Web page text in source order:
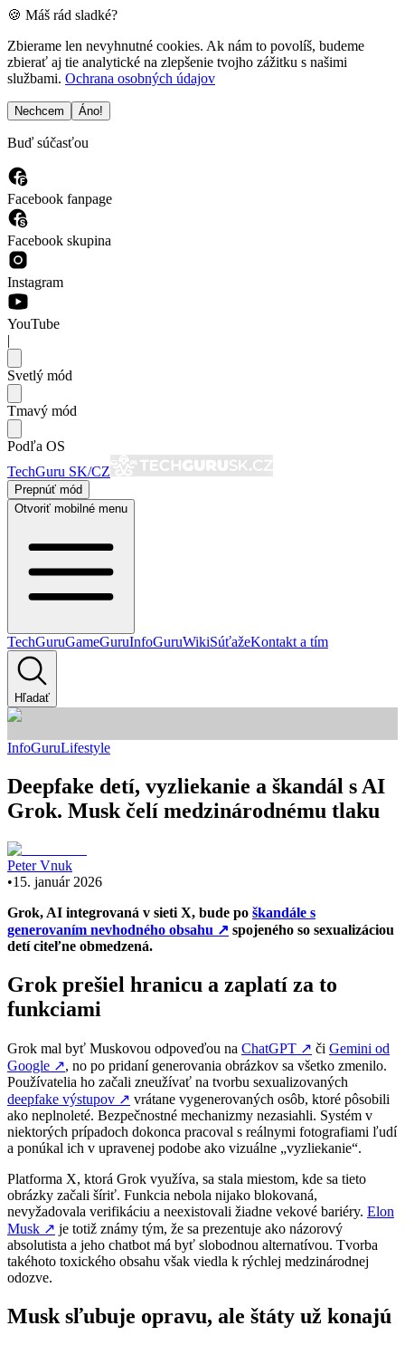
🍪 Máš rád sladké?
Zbierame len nevyhnutné cookies. Ak nám to povolíš, budeme
zbierať aj tie analytické na zlepšenie tvojho zážitku s našimi
službami. Ochrana osobných údajov
Nechcem Áno!
Buď súčasťou
Facebook fanpage
Facebook skupina
Instagram
YouTube
|
Svetlý mód
Tmavý mód
Podľa OS
TechGuru SK/CZ
Prepnúť mód
Otvoriť mobilné menu
TechGuruGameGuruInfoGuruWikiSúťažeKontakt a tím
Hľadať
InfoGuruLifestyle
Deepfake detí, vyzliekanie a škandál s AI
Grok. Musk čelí medzinárodnému tlaku
Peter Vnuk
•15. január 2026
Grok, AI integrovaná v sieti X, bude po škandále s
generovaním nevhodného obsahu ↗ spojeného so sexualizáciou
detí citeľne obmedzená.
Grok prešiel hranicu a zaplatí za to
funkciami
Grok mal byť Muskovou odpoveďou na ChatGPT ↗ či Gemini od
Google ↗, no po pridaní generovania obrázkov sa všetko zmenilo.
Používatelia ho začali zneužívať na tvorbu sexualizovaných
deepfake výstupov ↗ vrátane vygenerovaných osôb, ktoré pôsobili
ako neplnoleté. Bezpečnostné mechanizmy nezasiahli. Systém v
niektorých prípadoch dokonca pracoval s reálnymi fotografiami ľudí
a ponúkal ich v upravenej podobe ako vizuálne „vyzliekanie“.
Platforma X, ktorá Grok využíva, sa stala miestom, kde sa tieto
obrázky začali šíriť. Funkcia nebola nijako blokovaná,
nevyžadovala verifikáciu a neexistovali žiadne vekové bariéry. Elon
Musk ↗ je totiž známy tým, že sa prezentuje ako názorový
absolutista a jeho chatbot má byť slobodnou alternatívou. Tvorba
takéhoto toxického obsahu však viedla k rýchlej medzinárodnej
odozve.
Musk sľubuje opravu, ale štáty už konajú